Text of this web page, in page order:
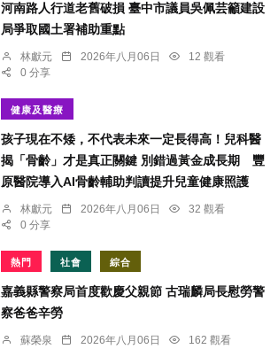
河南路人行道老舊破損 臺中市議員吳佩芸籲建設
局爭取國土署補助重點
林獻元 2026年八月06日
12 觀看
0 分享
健康及醫療
孩子現在不矮，不代表未來一定長得高！兒科醫
揭「骨齡」才是真正關鍵 別錯過黃金成長期 豐
原醫院導入AI骨齡輔助判讀提升兒童健康照護
林獻元 2026年八月06日
32 觀看
0 分享
熱門 社會 綜合
嘉義縣警察局首度歡慶父親節 古瑞麟局長慰勞警
察爸爸辛勞
蘇榮泉 2026年八月06日
162 觀看